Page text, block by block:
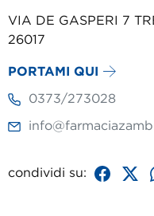
VIA DE GASPERI 7
26017
PORTAMI QUI
0373/273028
condividi su: